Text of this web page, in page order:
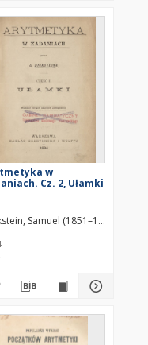
w
Cz. 2, Ułamki
Samuel (1851–1939)